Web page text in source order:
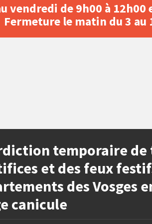
vendredi de 9h00 à
Fermeture le matin du 3 au
temporaire de
et des feux
des Vosges
canicule